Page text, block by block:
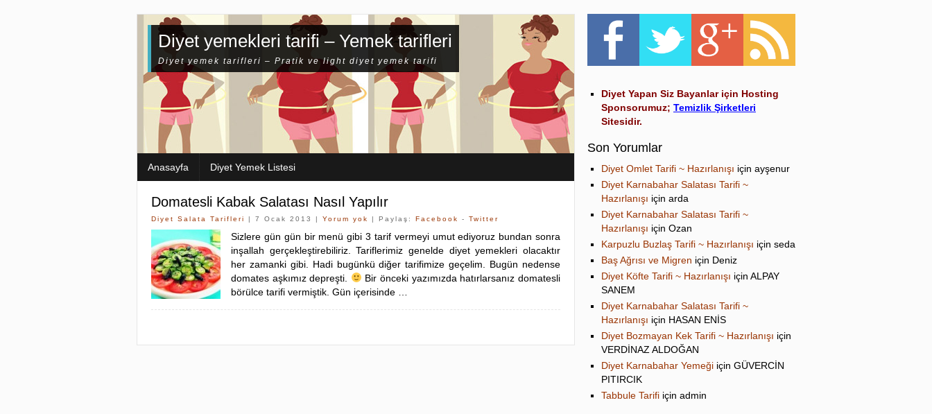
Diyet yemekleri tarifi – Yemek tarifleri
Diyet yemek tarifleri – Pratik ve light diyet yemek tarifi
Anasayfa Diyet Yemek Listesi
Domatesli Kabak Salatası Nasıl Yapılır
Diyet Salata Tarifleri | 7 Ocak 2013 | Yorum yok | Paylaş: Facebook - Twitter
Sizlere gün gün bir menü gibi 3 tarif vermeyi umut ediyoruz bundan sonra
inşallah gerçekleştirebiliriz. Tariflerimiz genelde diyet yemekleri olacaktır
her zamanki gibi. Hadi bugünkü diğer tarifimize geçelim. Bugün nedense
domates aşkımız depreşti.
Bir önceki yazımızda hatırlarsanız domatesli
börülce tarifi vermiştik. Gün içerisinde …
Diyet Yapan Siz Bayanlar için Hosting
Sponsorumuz; Temizlik Şirketleri
Sitesidir.
Son Yorumlar
Diyet Omlet Tarifi ~ Hazırlanışı için ayşenur
Diyet Karnabahar Salatası Tarifi ~
Hazırlanışı için arda
Diyet Karnabahar Salatası Tarifi ~
Hazırlanışı için Ozan
Karpuzlu Buzlaş Tarifi ~ Hazırlanışı için seda
Baş Ağrısı ve Migren için Deniz
Diyet Köfte Tarifi ~ Hazırlanışı için ALPAY
SANEM
Diyet Karnabahar Salatası Tarifi ~
Hazırlanışı için HASAN ENİS
Diyet Bozmayan Kek Tarifi ~ Hazırlanışı için
VERDİNAZ ALDOĞAN
Diyet Karnabahar Yemeği için GÜVERCİN
PITIRCIK
Tabbule Tarifi için admin